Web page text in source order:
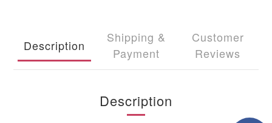
Description
Shipping &
Payment
Customer
Reviews
Description